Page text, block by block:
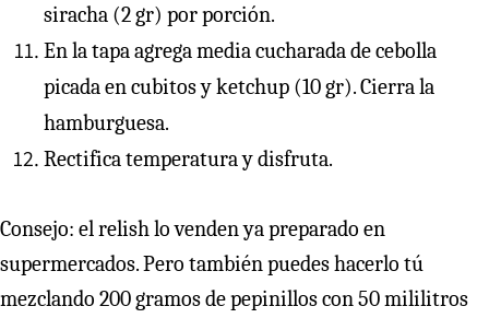
siracha (2 gr) por porción.
En la tapa agrega media cucharada de cebolla
picada en cubitos y ketchup (10 gr). Cierra la
hamburguesa.
Rectifica temperatura y disfruta.
Consejo: el relish lo venden ya preparado en
supermercados. Pero también puedes hacerlo tú
mezclando 200 gramos de pepinillos con 50 mililitros